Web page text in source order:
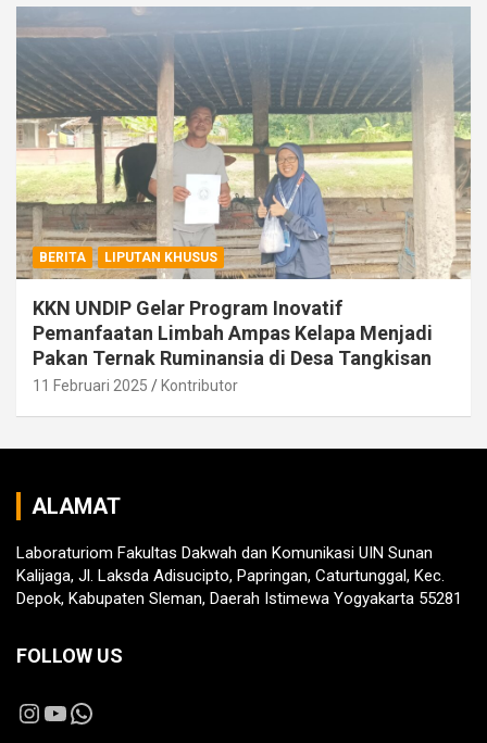
BERITA LIPUTAN KHUSUS
KKN UNDIP Gelar Program Inovatif
Pemanfaatan Limbah Ampas Kelapa Menjadi
Pakan Ternak Ruminansia di Desa Tangkisan
11 Februari 2025 Kontributor
ALAMAT
Laboraturiom Fakultas Dakwah dan Komunikasi UIN Sunan
Kalijaga, Jl. Laksda Adisucipto, Papringan, Caturtunggal, Kec.
Depok, Kabupaten Sleman, Daerah Istimewa Yogyakarta 55281
FOLLOW US
Instagram
YouTube
WhatsApp